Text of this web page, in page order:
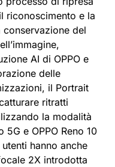
riconoscimento e la
del
AI di OPPO e
delle
il Portrait
ritratti
la modalità
5G e OPPO Reno 10
hanno anche
2X introdotta